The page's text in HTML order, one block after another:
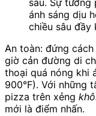
sau. Sự tương
ánh sáng dịu
chiều sâu đầy
An toàn: đứng
giờ cản đường di
thoại quá nóng khi
900°F). Với những
pizza trên xẻng
mới là điểm nhấn.